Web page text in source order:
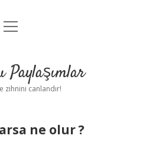
Uyarı
menüyü
Paylaşımlar
zihnini canlandır!
ne olur ?